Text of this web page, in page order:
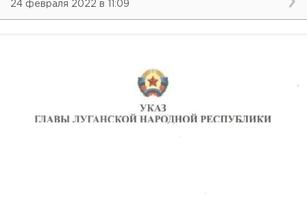
24 февраля 2022 в 11:09